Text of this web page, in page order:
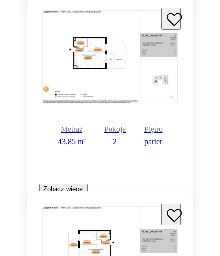
Metraż
43,85 m²
Pokoje
2
Piętro
parter
Zobacz więcej